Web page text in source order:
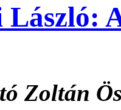
László:
Zoltán